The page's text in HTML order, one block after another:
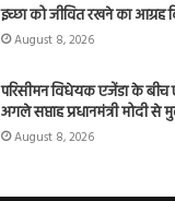
इच्छा को जीवित रखने का आग्रह
August 8, 2026
परिसीमन विधेयक एजेंडा के बीच
अगले सप्ताह प्रधानमंत्री मोदी से
August 8, 2026